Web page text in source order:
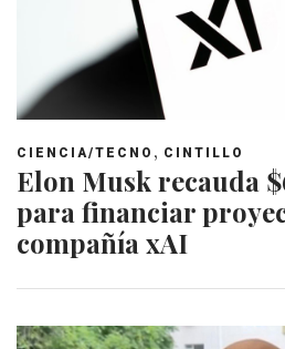
CIENCIA/TECNO , CINTILLO
Elon Musk recauda
para financiar
compañía xAI